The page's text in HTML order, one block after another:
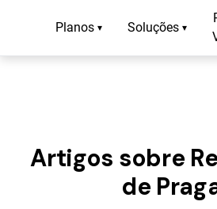
Planos ▾ Soluções ▾
Artigos sobre
de